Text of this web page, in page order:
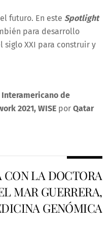
futuro. En este Spotlight
para desarrollo
XXI para construir y
Interamericano de
2021, WISE por Qatar
CON LA DOCTORA
MAR GUERRERA,
GENÓMICA